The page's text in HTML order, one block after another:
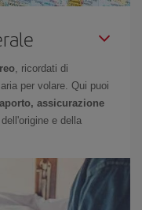
, ricordati di
per volare. Qui puoi
assicurazione
e della